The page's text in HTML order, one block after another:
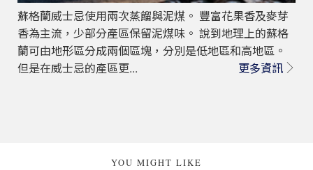
蘇格蘭威士忌使用兩次蒸餾與泥煤。 豐富花果香及麥芽
香為主流，少部分產區保留泥煤味。 說到地理上的蘇格
蘭可由地形區分成兩個區塊，分別是低地區和高地區。
但是在威士忌的產區更...
更多資訊
YOU MIGHT LIKE